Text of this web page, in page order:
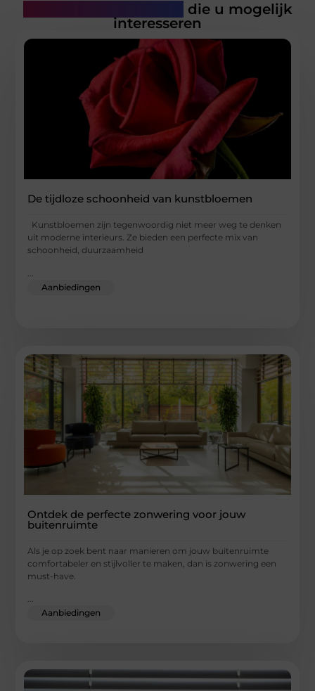
die u mogelijk
interesseren
De tijdloze schoonheid van kunstbloemen
Kunstbloemen zijn tegenwoordig niet meer weg te denken
uit moderne interieurs. Ze bieden een perfecte mix van
schoonheid, duurzaamheid
Aanbiedingen
Ontdek de perfecte zonwering voor jouw
buitenruimte
Als je op zoek bent naar manieren om jouw buitenruimte
comfortabeler en stijlvoller te maken, dan is zonwering een
must-have.
...
Aanbiedingen